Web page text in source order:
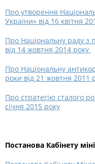
Про утворення
України» від 16 квітня
Про Національну раду з
від 14 жовтня 2014 року
Про Національну
роки від 21 жовтня 2011
Про стратегію сталого
січня 2015 року
Постанова Кабінету